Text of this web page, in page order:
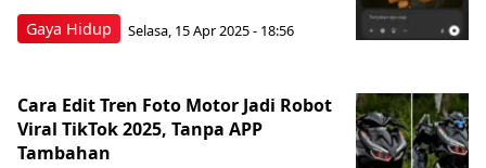
Gaya Hidup Selasa, 15 Apr 2025 - 18:56
Cara Edit Tren Foto Motor Jadi Robot
Viral TikTok 2025, Tanpa APP
Tambahan